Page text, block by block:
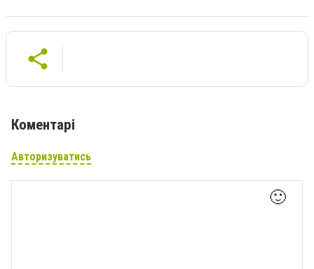
Коментарі
Авторизуватись
🙂